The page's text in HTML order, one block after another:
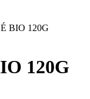
BIO 120G
120G